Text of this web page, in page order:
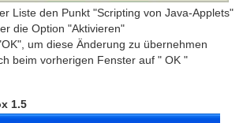
Liste den Punkt "Scripting von Java-Applets"
die Option "Aktivieren"
um diese Änderung zu übernehmen
beim vorherigen Fenster auf " OK "
1.5